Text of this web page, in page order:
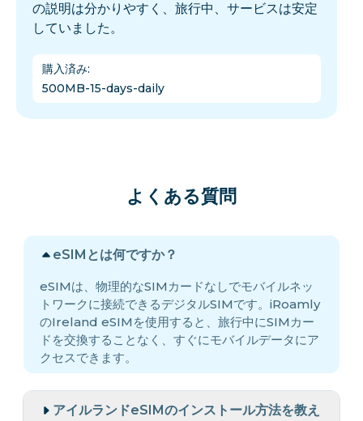
の説明は分かりやすく、旅行中、サービスは安定
していました。
購入済み:
500MB-15-days-daily
よくある質問
eSIMとは何ですか？
eSIMは、物理的なSIMカードなしでモバイルネッ
トワークに接続できるデジタルSIMです。iRoamly
のIreland eSIMを使用すると、旅行中にSIMカー
ドを交換することなく、すぐにモバイルデータにア
クセスできます。
アイルランドeSIMのインストール方法を教え